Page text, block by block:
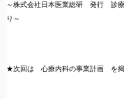
～株式会社日本医業総研 発行 診
り～
★次回は 心療内科の事業計画 を掲